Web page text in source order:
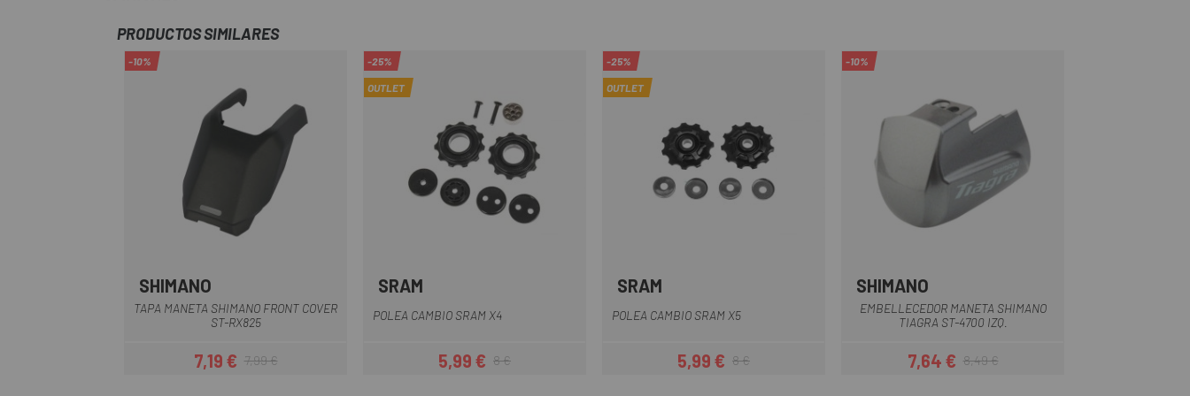
PRODUCTOS SIMILARES
-10%
SHIMANO
TAPA MANETA SHIMANO FRONT COVER
ST-RX825
Precio
7,19 €Precio regular
7,99 €
-25%
OUTLET
SRAM
POLEA CAMBIO SRAM X4
Precio
5,99 €Precio regular
8 €
-25%
OUTLET
SRAM
POLEA CAMBIO SRAM X5
Precio
5,99 €Precio regular
8 €
-10%
SHIMANO
EMBELLECEDOR MANETA SHIMANO
TIAGRA ST-4700 IZQ.
Precio
7,64 €Precio regular
8,49 €